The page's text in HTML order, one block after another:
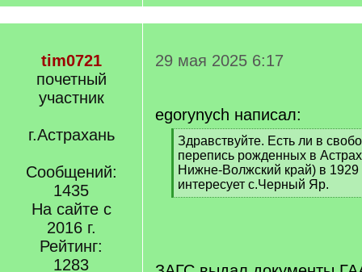
tim0721
почетный
участник
г.Астрахань
Сообщений:
1435
На сайте с
2016 г.
Рейтинг:
1283
29 мая 2025 6:17
egorynych написал:
[
q
]
Здравствуйте. Есть ли в
перепись рожденных в
Нижне-Волжский край) в 1929
интересует с.Черный Яр.
[